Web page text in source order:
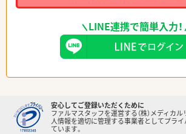
LINE連携で簡単入力！
安心してご登録いただくために
ファルマスタッフを運営する（株）メディカ
人情報を適切に管理する事業者としてプラ
ています。